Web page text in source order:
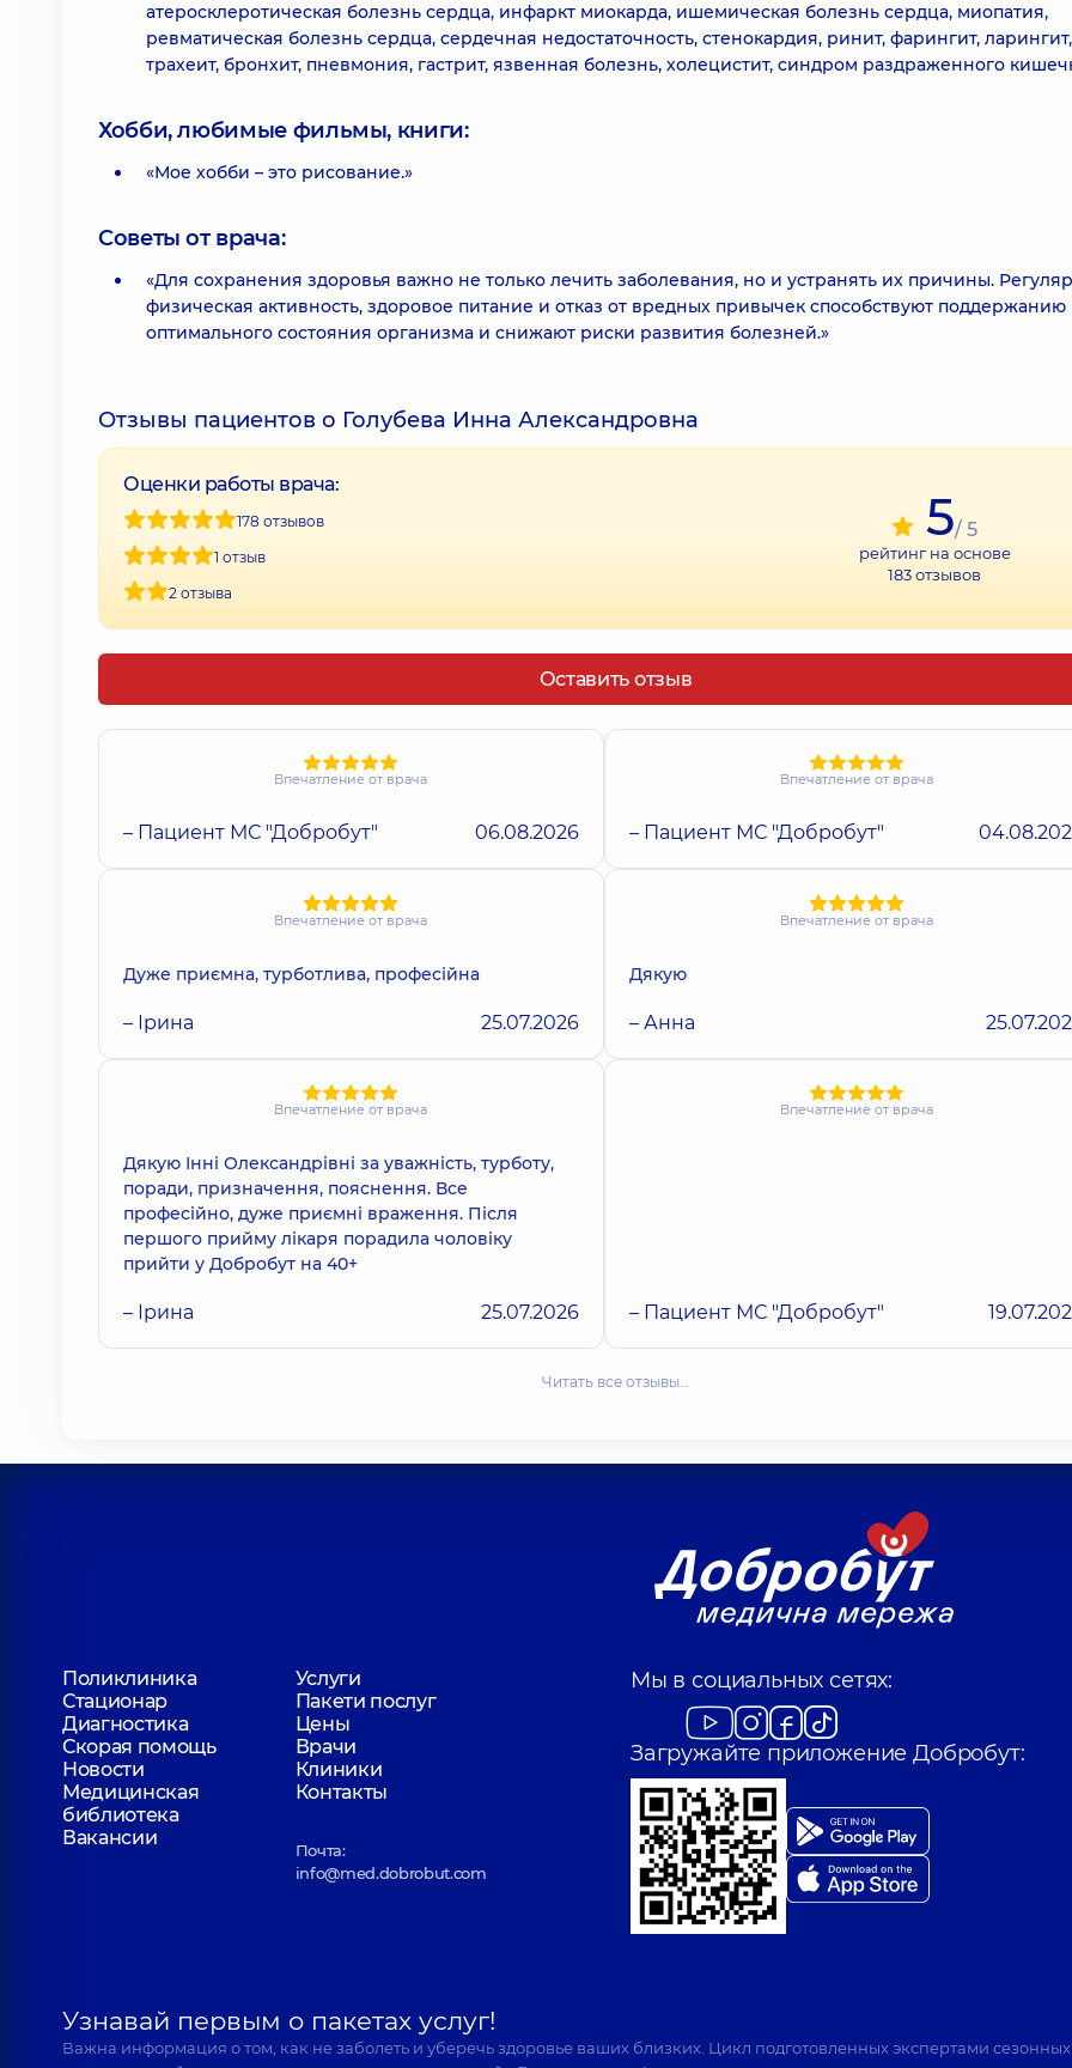
атеросклеротическая болезнь сердца, инфаркт миокарда, ишемическая болезнь сердца, миопатия,
ревматическая болезнь сердца, сердечная недостаточность, стенокардия, ринит, фарингит, ларингит,
трахеит, бронхит, пневмония, гастрит, язвенная болезнь, холецистит, синдром раздраженного
Хобби, любимые фильмы, книги:
«Мое хобби – это рисование.»
Советы от врача:
«Для сохранения здоровья важно не только лечить заболевания, но и устранять их причины.
физическая активность, здоровое питание и отказ от вредных привычек способствуют поддержанию
оптимального состояния организма и снижают риски развития болезней.»
Отзывы пациентов о Голубева Инна Александровна
Оценки работы врача:
178 отзывов
1 отзыв
2 отзыва
5/ 5
рейтинг на основе
183отзывов
Оставить отзыв
Впечатление от врача
– Пациент МС "Добробут" 06.08.2026
Впечатление от врача
– Пациент МС "Добробут"
Впечатление от врача
Дуже приємна, турботлива, професійна
– Ірина 25.07.2026
Впечатление от врача
Дякую
– Анна
Впечатление от врача
Дякую Інні Олександрівні за уважність, турботу,
поради, призначення, пояснення. Все
професійно, дуже приємні враження. Після
першого прийму лікаря порадила чоловіку
прийти у Добробут на 40+
– Ірина 25.07.2026
Впечатление от врача
– Пациент МС "Добробут"
Читать все отзывы…
Поликлиника
Услуги
Стационар
Пакети послуг
Диагностика
Цены
Скорая помощь
Врачи
Новости
Клиники
Медицинская
библиотека
Контакты
Вакансии
Почта:
info@med.dobrobut.com
Мы в социальных сетях:
Загружайте приложение Добробут:
Узнавай первым о пакетах услуг!
Важна информация о том, как не заболеть и уберечь здоровье ваших близких. Цикл подготовленных экспертами сезонных